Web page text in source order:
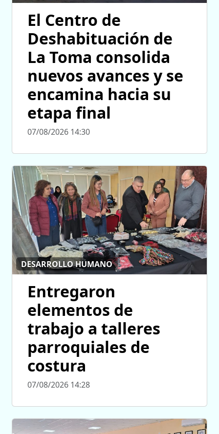
El Centro de
Deshabituación de
La Toma consolida
nuevos avances y se
encamina hacia su
etapa final
07/08/2026 14:30
DESARROLLO HUMANO
Entregaron
elementos de
trabajo a talleres
parroquiales de
costura
07/08/2026 14:28